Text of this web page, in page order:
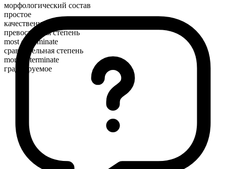
морфологический состав
простое
качественное
превосходная степень
most determinate
сравнительная степень
more determinate
градуируемое